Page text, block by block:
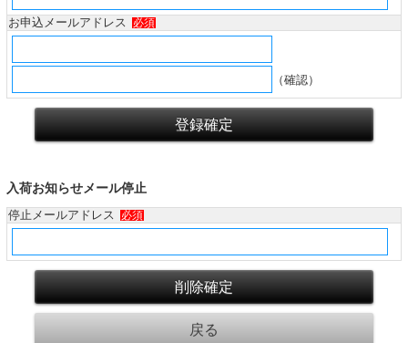
お申込メールアドレス 必須
（確認）
入荷お知らせメール停止
停止メールアドレス 必須